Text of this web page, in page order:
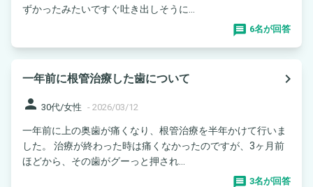
ずかったみたいですぐ吐き出しそうに...
6名が回答
一年前に根管治療した歯について
navigate_next
person 30代/女性 - 2026/03/12
一年前に上の奥歯が痛くなり、根管治療を半年かけて行いま
した。 治療が終わった時は痛くなかったのですが、3ヶ月前
ほどから、その歯がグーっと押され...
3名が回答